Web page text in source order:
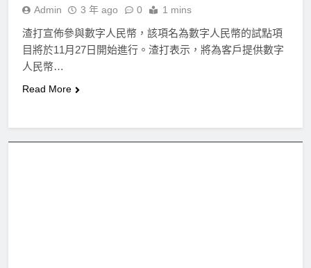
Admin 3 年 ago 0 1 mins
渣打宣佈參與數字人民幣，該項名為數字人民幣的試點項
目將於11月27日開始進行。渣打表示，將為客戶提供數字
人民幣…
Read More